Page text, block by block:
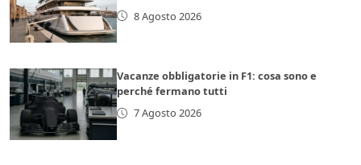
8 Agosto 2026
Vacanze obbligatorie in F1: cosa sono e
perché fermano tutti
7 Agosto 2026